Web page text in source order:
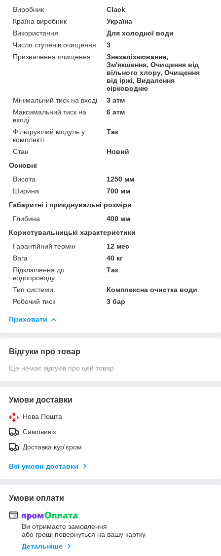
Виробник
Clack
Країна виробник
Україна
Використання
Для холодної води
Число ступенів очищення
3
Призначення очищення
Знезалізнювання,
Зм'якшення, Очищення від
вільного хлору, Очищення
від іржі, Видалення
сірководню
Мінімальний тиск на вході
3 атм
Максимальний тиск на
вході
6 атм
Фільтруючий модуль у
комплекті
Так
Стан
Новий
Основні
Висота
1250 мм
Ширина
700 мм
Габаритні і приєднувальні розміри
Глибина
400 мм
Користувальницькі характеристики
Гарантійний термін
12 мес
Вага
40 кг
Підключення до
водопроводу
Так
Тип системи
Комплексна очистка води
Робочий тиск
3 бар
Приховати
Відгуки про товар
Ще немає відгуків про цей товар
Умови доставки
Нова Пошта
Самовивіз
Доставка кур'єром
Всі умови доставки
Умови оплати
Ви отримаєте замовлення
або гроші повернуться на вашу картку
Детальніше